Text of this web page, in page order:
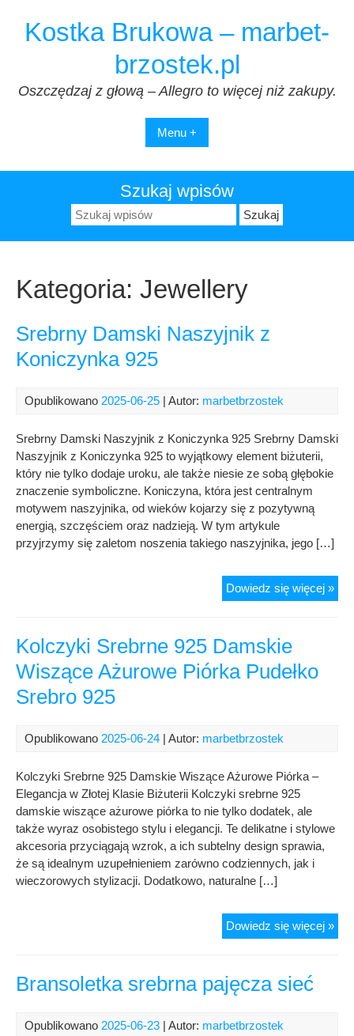
treściKostka Brukowa – marbet-
brzostek.pl
Oszczędzaj z głową – Allegro to więcej niż zakupy.
Menu +
Szukaj wpisów
Szukaj:
Kategoria: Jewellery
Srebrny Damski Naszyjnik z
Koniczynka 925
Opublikowano 2025-06-25 | Autor: marbetbrzostek
Srebrny Damski Naszyjnik z Koniczynka 925 Srebrny Damski
Naszyjnik z Koniczynka 925 to wyjątkowy element biżuterii,
który nie tylko dodaje uroku, ale także niesie ze sobą głębokie
znaczenie symboliczne. Koniczyna, która jest centralnym
motywem naszyjnika, od wieków kojarzy się z pozytywną
energią, szczęściem oraz nadzieją. W tym artykule
przyjrzymy się zaletom noszenia takiego naszyjnika, jego […]
Dowiedz się więcej »
Kolczyki Srebrne 925 Damskie
Wiszące Ażurowe Piórka Pudełko
Srebro 925
Opublikowano 2025-06-24 | Autor: marbetbrzostek
Kolczyki Srebrne 925 Damskie Wiszące Ażurowe Piórka –
Elegancja w Złotej Klasie Biżuterii Kolczyki srebrne 925
damskie wiszące ażurowe piórka to nie tylko dodatek, ale
także wyraz osobistego stylu i elegancji. Te delikatne i stylowe
akcesoria przyciągają wzrok, a ich subtelny design sprawia,
że są idealnym uzupełnieniem zarówno codziennych, jak i
wieczorowych stylizacji. Dodatkowo, naturalne […]
Dowiedz się więcej »
Bransoletka srebrna pajęcza sieć
Opublikowano 2025-06-23 | Autor: marbetbrzostek